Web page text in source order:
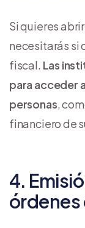
Si quieres
necesitarás si
fiscal. Las
para acceder
personas ,
financiero de
4.
órdenes